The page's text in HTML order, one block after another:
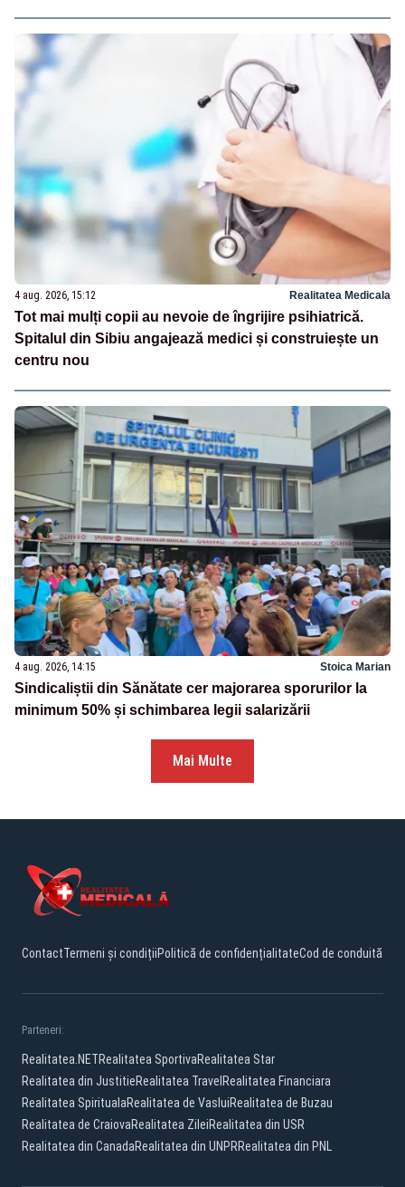
4 aug. 2026, 15:12 Realitatea Medicala
Tot mai mulți copii au nevoie de îngrijire psihiatrică.
Spitalul din Sibiu angajează medici și construiește un
centru nou
4 aug. 2026, 14:15 Stoica Marian
Sindicaliștii din Sănătate cer majorarea sporurilor la
minimum 50% și schimbarea legii salarizării
Mai Multe
ContactTermeni și condițiiPolitică de confidențialitateCod de conduită
Parteneri:
Realitatea.NETRealitatea SportivaRealitatea Star
Realitatea din JustitieRealitatea Travel Realitatea Financiara
Realitatea SpiritualaRealitatea de VasluiRealitatea de Buzau
Realitatea de CraiovaRealitatea ZileiRealitatea din USR
Realitatea din CanadaRealitatea din UNPRRealitatea din PNL